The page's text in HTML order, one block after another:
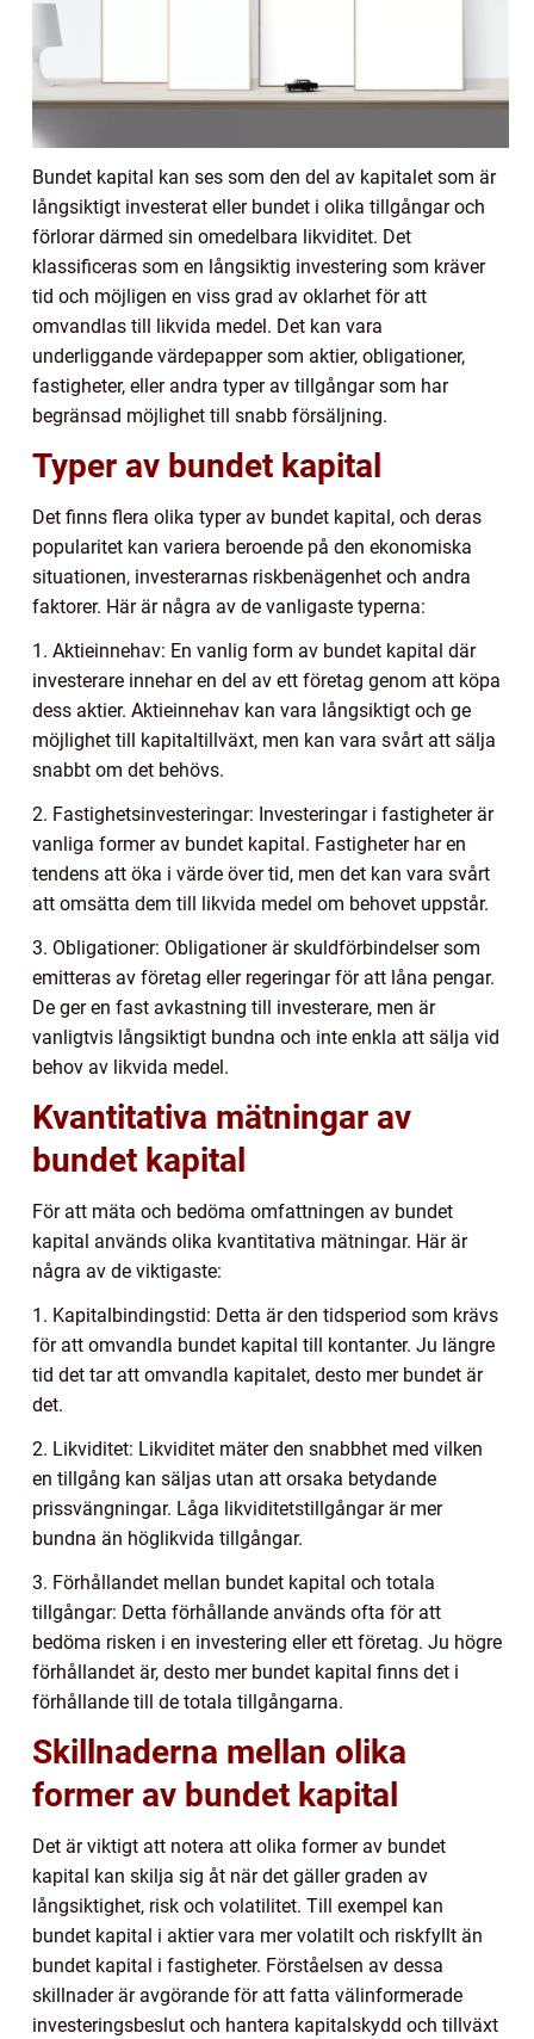
Bundet kapital kan ses som den del av kapitalet som är
långsiktigt investerat eller bundet i olika tillgångar och
förlorar därmed sin omedelbara likviditet. Det
klassificeras som en långsiktig investering som kräver
tid och möjligen en viss grad av oklarhet för att
omvandlas till likvida medel. Det kan vara
underliggande värdepapper som aktier, obligationer,
fastigheter, eller andra typer av tillgångar som har
begränsad möjlighet till snabb försäljning.
Typer av bundet kapital
Det finns flera olika typer av bundet kapital, och deras
popularitet kan variera beroende på den ekonomiska
situationen, investerarnas riskbenägenhet och andra
faktorer. Här är några av de vanligaste typerna:
1. Aktieinnehav: En vanlig form av bundet kapital där
investerare innehar en del av ett företag genom att köpa
dess aktier. Aktieinnehav kan vara långsiktigt och ge
möjlighet till kapitaltillväxt, men kan vara svårt att sälja
snabbt om det behövs.
2. Fastighetsinvesteringar: Investeringar i fastigheter är
vanliga former av bundet kapital. Fastigheter har en
tendens att öka i värde över tid, men det kan vara svårt
att omsätta dem till likvida medel om behovet uppstår.
3. Obligationer: Obligationer är skuldförbindelser som
emitteras av företag eller regeringar för att låna pengar.
De ger en fast avkastning till investerare, men är
vanligtvis långsiktigt bundna och inte enkla att sälja vid
behov av likvida medel.
Kvantitativa mätningar av
bundet kapital
För att mäta och bedöma omfattningen av bundet
kapital används olika kvantitativa mätningar. Här är
några av de viktigaste:
1. Kapitalbindingstid: Detta är den tidsperiod som krävs
för att omvandla bundet kapital till kontanter. Ju längre
tid det tar att omvandla kapitalet, desto mer bundet är
det.
2. Likviditet: Likviditet mäter den snabbhet med vilken
en tillgång kan säljas utan att orsaka betydande
prissvängningar. Låga likviditetstillgångar är mer
bundna än höglikvida tillgångar.
3. Förhållandet mellan bundet kapital och totala
tillgångar: Detta förhållande används ofta för att
bedöma risken i en investering eller ett företag. Ju högre
förhållandet är, desto mer bundet kapital finns det i
förhållande till de totala tillgångarna.
Skillnaderna mellan olika
former av bundet kapital
Det är viktigt att notera att olika former av bundet
kapital kan skilja sig åt när det gäller graden av
långsiktighet, risk och volatilitet. Till exempel kan
bundet kapital i aktier vara mer volatilt och riskfyllt än
bundet kapital i fastigheter. Förståelsen av dessa
skillnader är avgörande för att fatta välinformerade
investeringsbeslut och hantera kapitalskydd och tillväxt